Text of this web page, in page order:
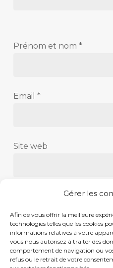
Gérer les
Afin de vous offrir la meilleure
technologies telles que les cookies
informations relatives à votre
vous nous autorisez à traiter des
comportement de navigation ou
refus ou le retrait de votre
Prénom et nom *
Email *
Site web
browser for the next